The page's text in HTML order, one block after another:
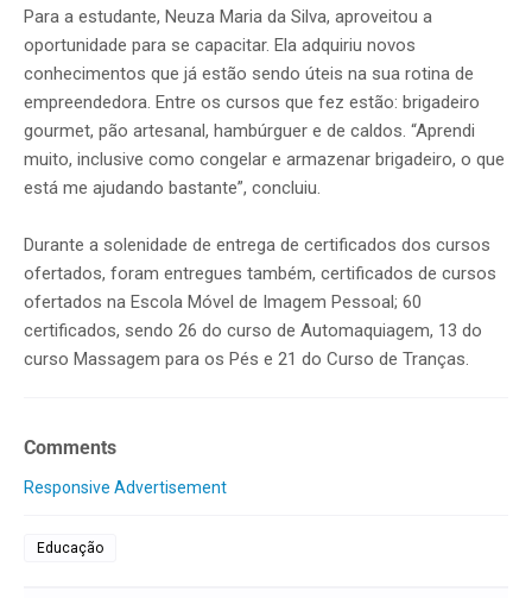
Para a estudante, Neuza Maria da Silva, aproveitou a
oportunidade para se capacitar. Ela adquiriu novos
conhecimentos que já estão sendo úteis na sua rotina de
empreendedora. Entre os cursos que fez estão: brigadeiro
gourmet, pão artesanal, hambúrguer e de caldos. “Aprendi
muito, inclusive como congelar e armazenar brigadeiro, o que
está me ajudando bastante”, concluiu.
Durante a solenidade de entrega de certificados dos cursos
ofertados, foram entregues também, certificados de cursos
ofertados na Escola Móvel de Imagem Pessoal; 60
certificados, sendo 26 do curso de Automaquiagem, 13 do
curso Massagem para os Pés e 21 do Curso de Tranças.
Comments
Responsive Advertisement
Educação